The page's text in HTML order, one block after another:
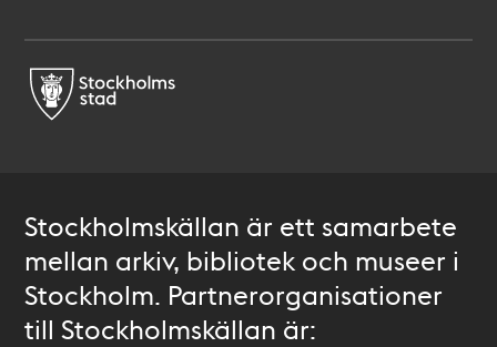
Stockholmskällan är ett samarbete
mellan arkiv, bibliotek och museer i
Stockholm. Partnerorganisationer
till Stockholmskällan är: